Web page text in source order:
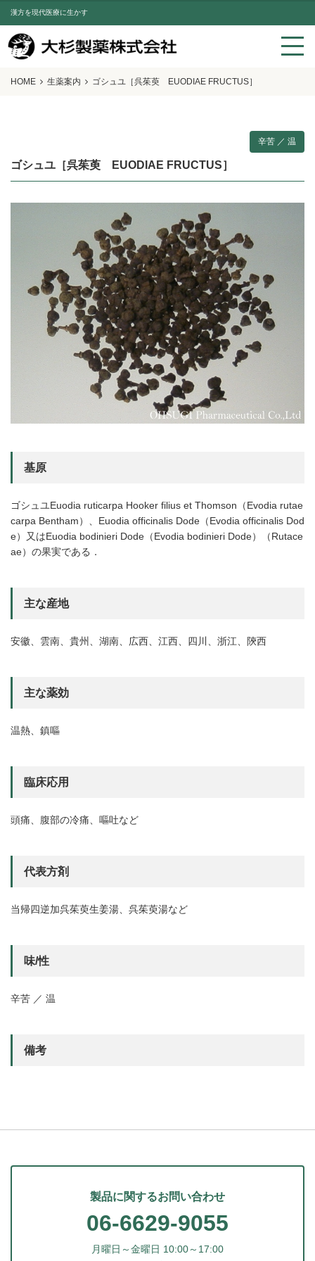
漢方を現代医療に生かす
HOME 生薬案内 ゴシュユ［呉茱萸 EUODIAE FRUCTUS］
辛苦 ／ 温
ゴシュユ［呉茱萸 EUODIAE FRUCTUS］
基原
ゴシュユEuodia ruticarpa Hooker filius et Thomson（Evodia rutae
carpa Bentham）、Euodia officinalis Dode（Evodia officinalis Dod
e）又はEuodia bodinieri Dode（Evodia bodinieri Dode）（Rutace
ae）の果実である．
主な産地
安徽、雲南、貴州、湖南、広西、江西、四川、浙江、陝西
主な薬効
温熱、鎮嘔
臨床応用
頭痛、腹部の冷痛、嘔吐など
代表方剤
当帰四逆加呉茱萸生姜湯、呉茱萸湯など
味/性
辛苦 ／ 温
備考
製品に関するお問い合わせ
06-6629-9055
月曜日～金曜日 10:00～17:00